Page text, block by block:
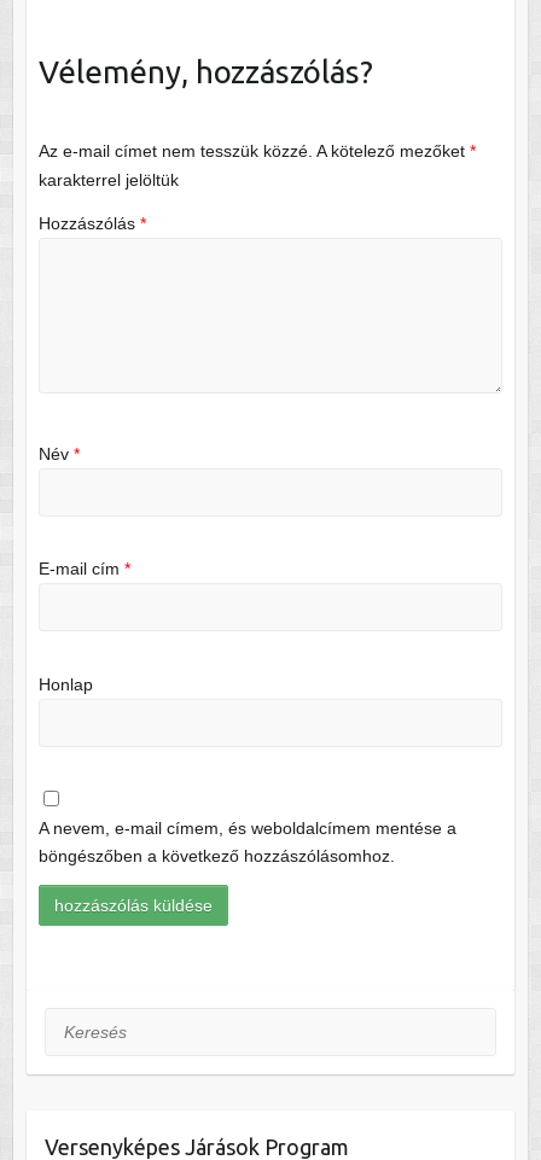
Vélemény, hozzászólás?
Az e-mail címet nem tesszük közzé. A kötelező mezőket *
karakterrel jelöltük
Hozzászólás *
Név *
E-mail cím *
Honlap
A nevem, e-mail címem, és weboldalcímem mentése a
böngészőben a következő hozzászólásomhoz.
Keresés
Versenyképes Járások Program